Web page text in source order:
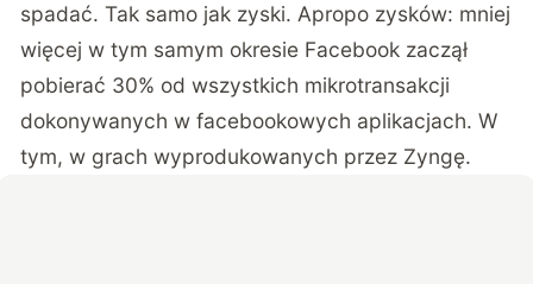
spadać. Tak samo jak zyski. Apropo zysków: mniej
więcej w tym samym okresie Facebook zaczął
pobierać 30% od wszystkich mikrotransakcji
dokonywanych w facebookowych aplikacjach. W
tym, w grach wyprodukowanych przez Zyngę.